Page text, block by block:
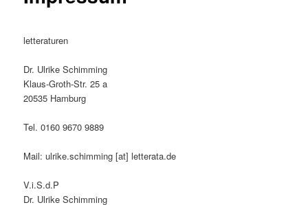
letteraturen
Dr. Ulrike Schimming
Klaus-Groth-Str. 25 a
20535 Hamburg
Tel. 0160 9670 9889
Mail: ulrike.schimming [at] letterata.de
V.i.S.d.P
Dr. Ulrike Schimming